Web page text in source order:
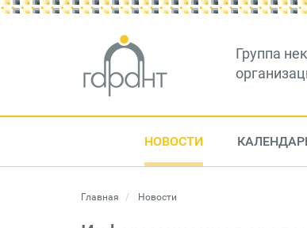
Группа
НОВОСТИ
Главная Новости